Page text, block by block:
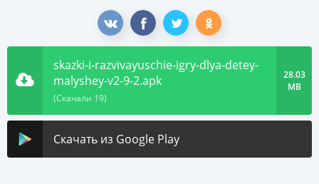
skazki-i-razvivayuschie-igry-dlya-detey-
malyshey-v2-9-2.apk
(Скачали 19)
28.03
MB
Скачать из Google Play